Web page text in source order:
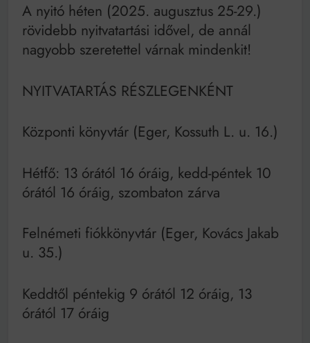
Mindenki a világot akarja uralni – de nem csak a 80-
as években
Bitumenes lapostetők: a bevált technológia akkor
működik, ha jól van felújítva
A nyitó héten (2025. augusztus 25-29.)
rövidebb nyitvatartási idővel, de annál
nagyobb szeretettel várnak mindenkit!
NYITVATARTÁS RÉSZLEGENKÉNT
Központi könyvtár (Eger, Kossuth L. u. 16.)
Hétfő: 13 órától 16 óráig, kedd-péntek 10
órától 16 óráig, szombaton zárva
Felnémeti fiókkönyvtár (Eger, Kovács Jakab
u. 35.)
Keddtől péntekig 9 órától 12 óráig, 13
órától 17 óráig